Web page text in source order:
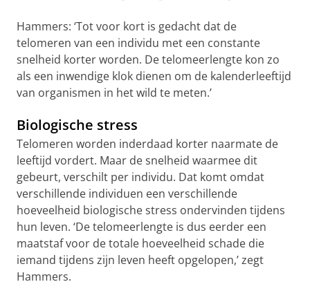
Hammers: ‘Tot voor kort is gedacht dat de
telomeren van een individu met een constante
snelheid korter worden. De telomeerlengte kon zo
als een inwendige klok dienen om de kalenderleeftijd
van organismen in het wild te meten.’
Biologische stress
Telomeren worden inderdaad korter naarmate de
leeftijd vordert. Maar de snelheid waarmee dit
gebeurt, verschilt per individu. Dat komt omdat
verschillende individuen een verschillende
hoeveelheid biologische stress ondervinden tijdens
hun leven. ‘De telomeerlengte is dus eerder een
maatstaf voor de totale hoeveelheid schade die
iemand tijdens zijn leven heeft opgelopen,’ zegt
Hammers.